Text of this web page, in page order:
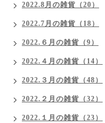
2022.8月の雑貨（20）
2022.7月の雑貨（18）
2022.６月の雑貨（9）
2022.４月の雑貨（14）
2022.３月の雑貨（48）
2022.２月の雑貨（32）
2022.１月の雑貨（23）